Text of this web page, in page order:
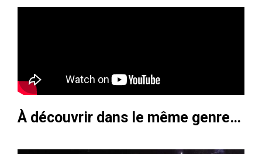
À découvrir dans le même genre…